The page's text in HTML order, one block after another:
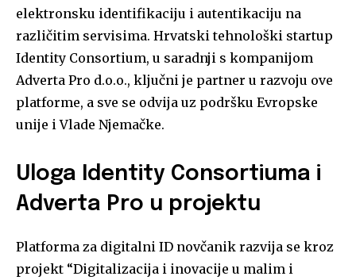
elektronsku identifikaciju i autentikaciju na
različitim servisima. Hrvatski tehnološki startup
Identity Consortium, u saradnji s kompanijom
Adverta Pro d.o.o., ključni je partner u razvoju ove
platforme, a sve se odvija uz podršku Evropske
unije i Vlade Njemačke.
Uloga Identity Consortiuma i
Adverta Pro u projektu
Platforma za digitalni ID novčanik razvija se kroz
projekt “Digitalizacija i inovacije u malim i